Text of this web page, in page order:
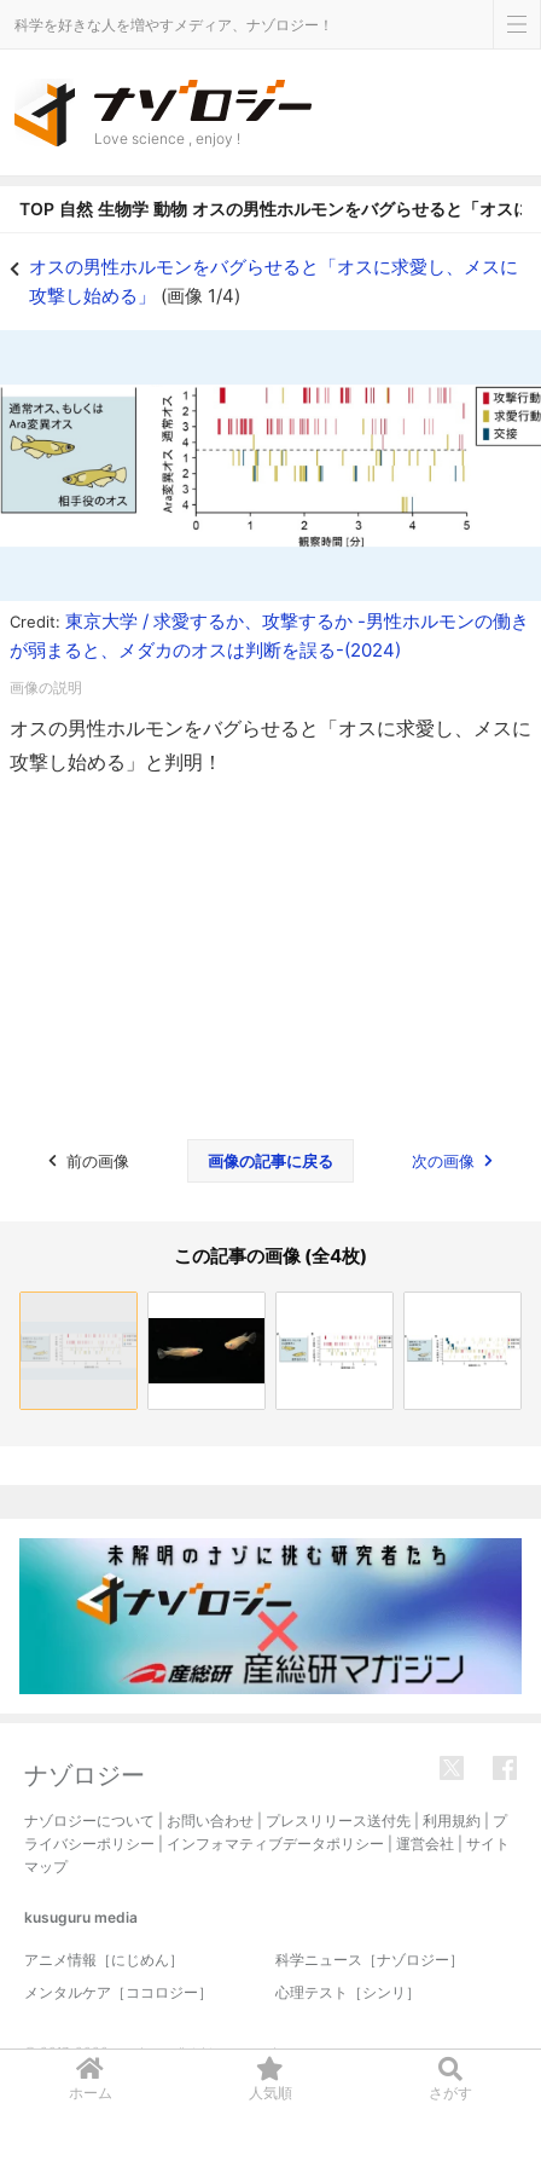
ホーム 人気順 さがす
科学を好きな人を増やすメディア、ナゾロジー！
Love science , enjoy !
TOP 自然 生物学 動物 オスの男性ホルモンをバグらせると「オスに
オスの男性ホルモンをバグらせると「オスに求愛し、メスに
攻撃し始める」 (画像 1/4)
Credit: 東京大学 / 求愛するか、攻撃するか -男性ホルモンの働き
が弱まると、メダカのオスは判断を誤る-(2024)
オスの男性ホルモンをバグらせると「オスに求愛し、メスに
攻撃し始める」と判明！
前の画像 画像の記事に戻る 次の画像
この記事の画像 (全4枚)
ナゾロジー
ナゾロジーについて お問い合わせ プレスリリース送付先 利用規約
プ
ライバシーポリシー
インフォマティブデータポリシー 運営会社
サイト
マップ
kusuguru media
アニメ情報［にじめん］
科学ニュース［ナゾロジー］
メンタルケア［ココロジー］
心理テスト［シンリ］
© 2017-2026 nazology. all rights reserved.